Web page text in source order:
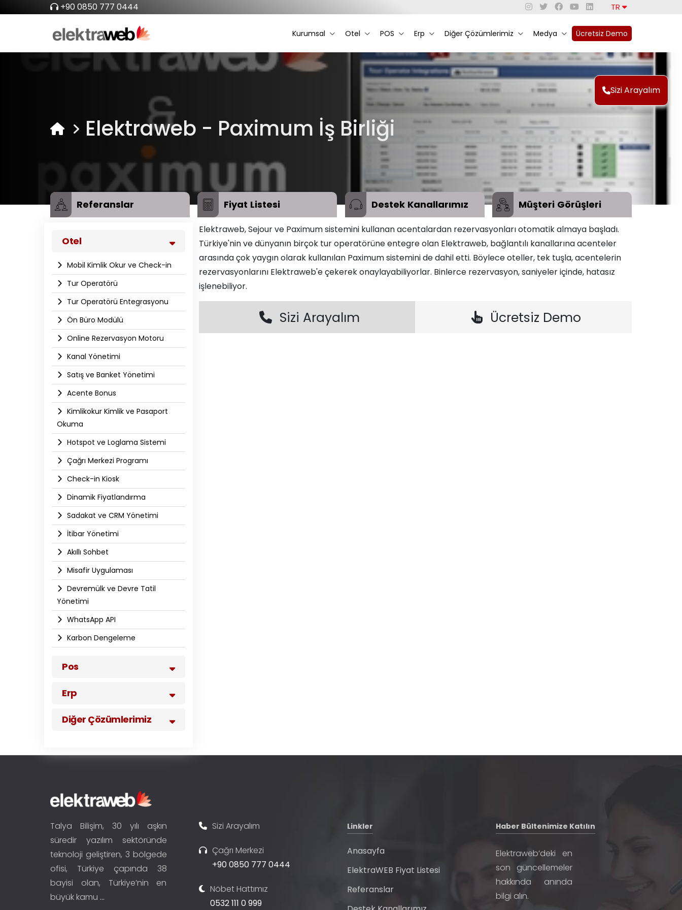
+90 0850 777 0444 TR
Kurumsal Otel POS Erp Diğer Çözümlerimiz Medya Ücretsiz Demo
Sizi Arayalım
Elektraweb - Paximum İş Birliği
Referanslar Fiyat Listesi Destek Kanallarımız Müşteri Görüşleri
Otel
Mobil Kimlik Okur ve Check-in
Tur Operatörü
Tur Operatörü Entegrasyonu
Ön Büro Modülü
Online Rezervasyon Motoru
Kanal Yönetimi
Satış ve Banket Yönetimi
Acente Bonus
Kimlikokur Kimlik ve Pasaport
Okuma
Hotspot ve Loglama Sistemi
Çağrı Merkezi Programı
Check-in Kiosk
Dinamik Fiyatlandırma
Sadakat ve CRM Yönetimi
İtibar Yönetimi
Akıllı Sohbet
Misafir Uygulaması
Devremülk ve Devre Tatil
Yönetimi
WhatsApp API​
Karbon Dengeleme
Pos
Erp
Diğer Çözümlerimiz
Elektraweb, Sejour ve Paximum sistemini kullanan acentalardan rezervasyonları otomatik almaya başladı.
Türkiye'nin ve dünyanın birçok tur operatörüne entegre olan Elektraweb, bağlantılı kanallarına acenteler
arasında çok yaygın olarak kullanılan Paximum sistemini de dahil etti. Böylece oteller, tek tuşla, acentelerin
rezervasyonlarını Elektraweb'e çekerek onaylayabiliyorlar. Binlerce rezervasyon, saniyeler içinde, hatasız
işlenebiliyor.
Sizi Arayalım Ücretsiz Demo
Talya Bilişim, 30 yılı aşkın
süredir yazılım sektöründe
teknoloji geliştiren, 3 bölgede
ofisi, Türkiye çapında 38
bayisi olan, Türkiye’nin en
büyük kamu ...
Sizi Arayalım
Çağrı Merkezi
+90 0850 777 0444
Nöbet Hattımız
0532 111 0 999
Linkler
Anasayfa
ElektraWEB Fiyat Listesi
Referanslar
Haber Bültenimize Katılın
Elektraweb’deki en
son güncellemeler
hakkında anında
bilgi alın.